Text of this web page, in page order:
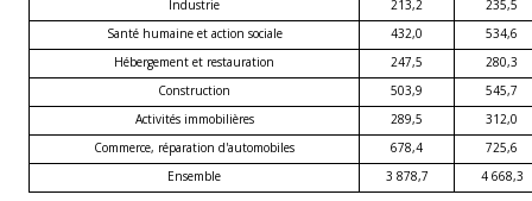
Industrie
213,2
235,5
Santé humaine et action sociale
432,0
534,6
Hébergement et restauration
247,5
280,3
Construction
503,9
545,7
Activités immobilières
289,5
312,0
Commerce, réparation d'automobiles
678,4
725,6
Ensemble
3 878,7 4 668,3